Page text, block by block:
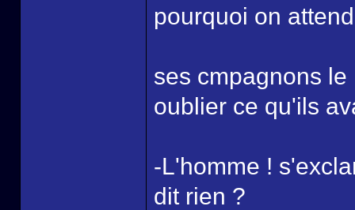
pourquoi on
ses cmpagnons
oublier ce qu'ils
-L'homme !
dit rien ?